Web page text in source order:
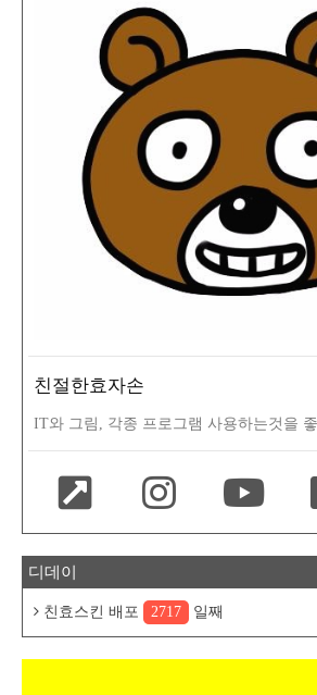
친절한효자손
IT와 그림, 각종 프로그램 사용하는것을
디데이
친효스킨 배포 2717 일째